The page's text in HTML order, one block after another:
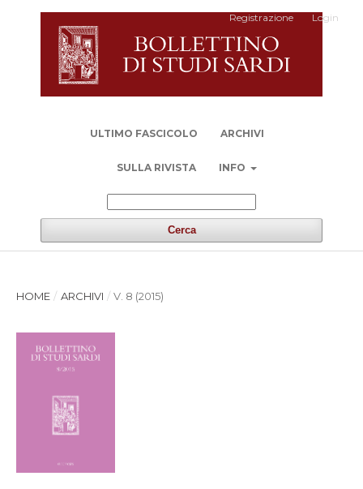
ULTIMO FASCICOLO ARCHIVI
SULLA RIVISTA INFO
Cerca
Registrazione Login
HOME / ARCHIVI / V. 8 (2015)